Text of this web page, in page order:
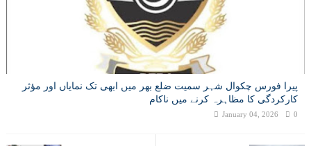
پیرا فورس چکوال شہر سمیت ضلع بھر میں ابھی تک نمایاں اور مؤثر
کارکردگی کا مظاہرہ کرنے میں ناکام
January 04, 2026 0